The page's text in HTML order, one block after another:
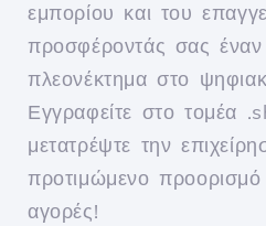
εμπορίου και του
προσφέροντάς σας έναν
πλεονέκτημα στο
Εγγραφείτε στο τομέα
μετατρέψτε την
προτιμώμενο προορισμό
αγορές!